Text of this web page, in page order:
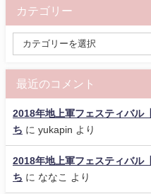
カテゴリー
最近のコメント
2018年地上軍フェスティバル
ち に yukapin より
2018年地上軍フェスティバル
ち に ななこ より